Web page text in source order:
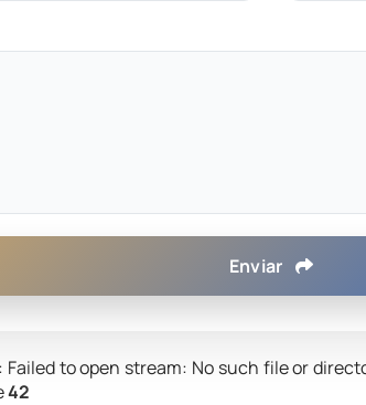
Enviar
to open stream: No such file or
42